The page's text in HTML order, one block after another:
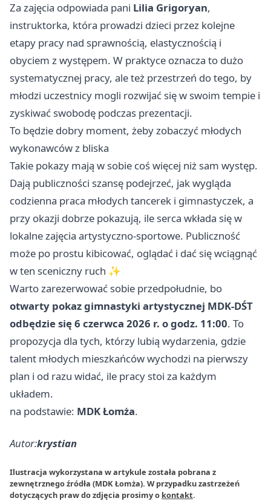
Za zajęcia odpowiada pani Lilia Grigoryan,
instruktorka, która prowadzi dzieci przez kolejne
etapy pracy nad sprawnością, elastycznością i
obyciem z występem. W praktyce oznacza to dużo
systematycznej pracy, ale też przestrzeń do tego, by
młodzi uczestnicy mogli rozwijać się w swoim tempie i
zyskiwać swobodę podczas prezentacji.
To będzie dobry moment, żeby zobaczyć młodych
wykonawców z bliska
Takie pokazy mają w sobie coś więcej niż sam występ.
Dają publiczności szansę podejrzeć, jak wygląda
codzienna praca młodych tancerek i gimnastyczek, a
przy okazji dobrze pokazują, ile serca wkłada się w
lokalne zajęcia artystyczno-sportowe. Publiczność
może po prostu kibicować, oglądać i dać się wciągnąć
w ten sceniczny ruch ✨
Warto zarezerwować sobie przedpołudnie, bo
otwarty pokaz gimnastyki artystycznej MDK-DŚT
odbędzie się 6 czerwca 2026 r. o godz. 11:00. To
propozycja dla tych, którzy lubią wydarzenia, gdzie
talent młodych mieszkańców wychodzi na pierwszy
plan i od razu widać, ile pracy stoi za każdym
układem.
na podstawie: MDK Łomża.
Autor:krystian
Ilustracja wykorzystana w artykule została pobrana z
zewnętrznego źródła (MDK Łomża). W przypadku zastrzeżeń
dotyczących praw do zdjęcia prosimy o kontakt.